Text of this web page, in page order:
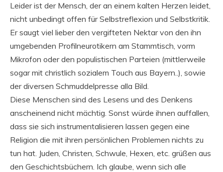
Leider ist der Mensch, der an einem kalten Herzen leidet,
nicht unbedingt offen für Selbstreflexion und Selbstkritik.
Er saugt viel lieber den vergifteten Nektar von den ihn
umgebenden Profilneurotikern am Stammtisch, vorm
Mikrofon oder den populistischen Parteien (mittlerweile
sogar mit christlich sozialem Touch aus Bayern..), sowie
der diversen Schmuddelpresse alla Bild.
Diese Menschen sind des Lesens und des Denkens
anscheinend nicht mächtig. Sonst würde ihnen auffallen,
dass sie sich instrumentalisieren lassen gegen eine
Religion die mit ihren persönlichen Problemen nichts zu
tun hat. Juden, Christen, Schwule, Hexen, etc. grüßen aus
den Geschichtsbüchern. Ich glaube, wenn sich alle